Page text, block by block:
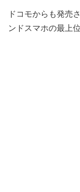
ドコモからも発売
ンドスマホの最上